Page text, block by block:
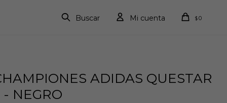
$0
ADIDAS QUESTAR
- NEGRO